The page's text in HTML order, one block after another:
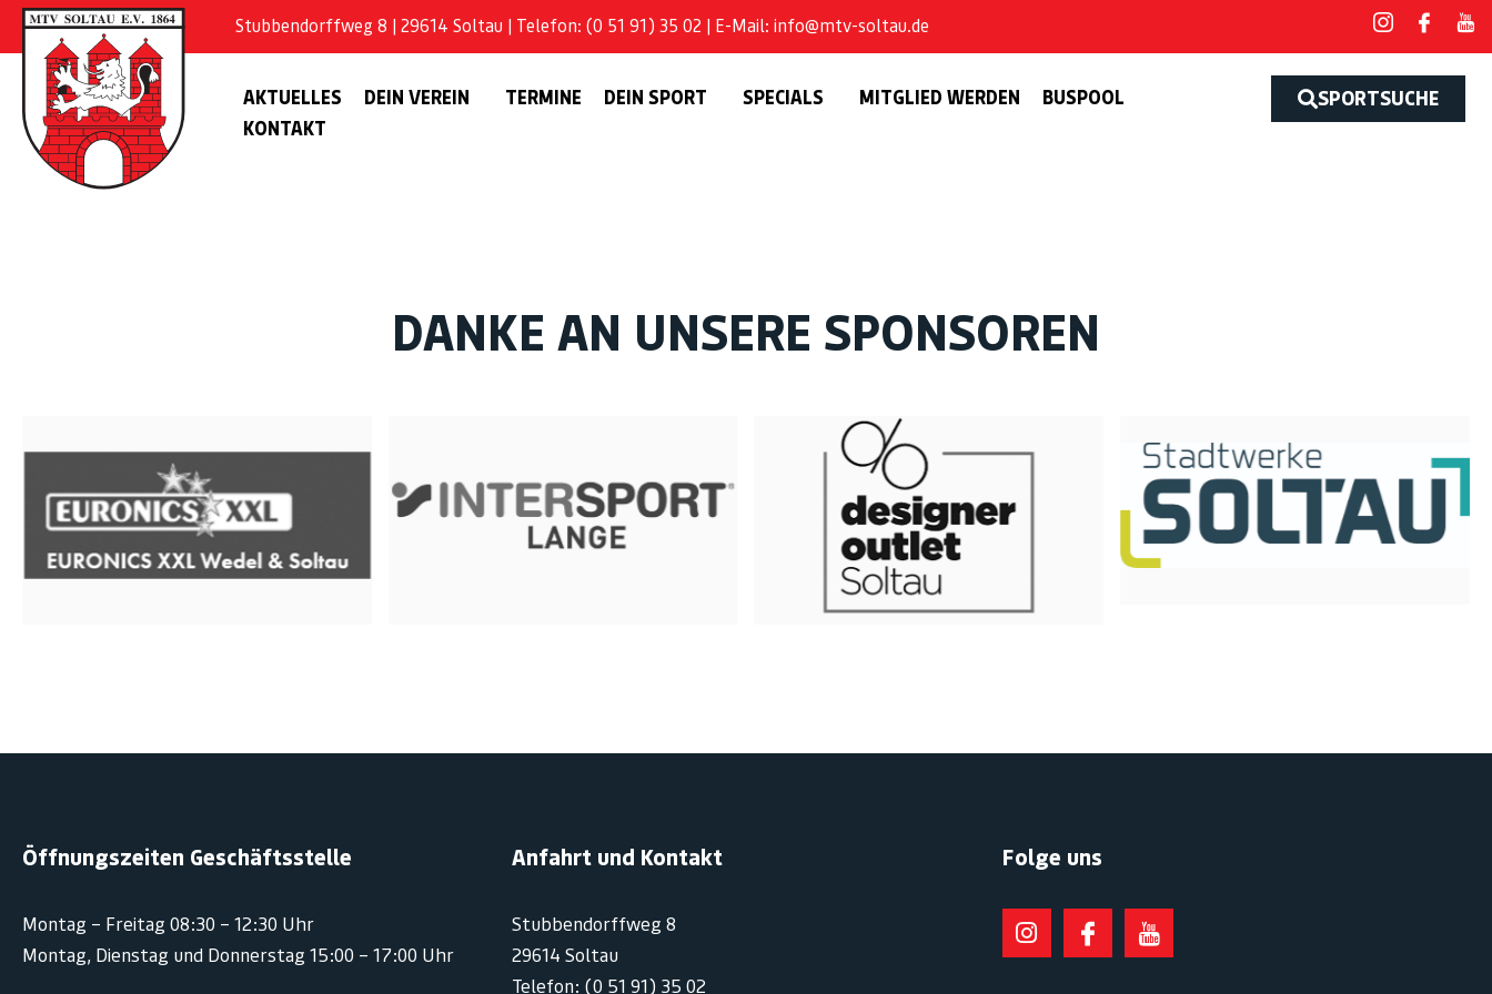
Stubbendorffweg 8 | 29614 Soltau | Telefon: (0 51 91) 35 02 | E-Mail: info@mtv-soltau.de
AKTUELLES DEIN VEREIN TERMINE DEIN SPORT SPECIALS MITGLIED WERDEN
BUSPOOL
KONTAKT
SPORTSUCHE
DANKE AN UNSERE SPONSOREN
Öffnungszeiten Geschäftsstelle
Montag – Freitag 08:30 – 12:30 Uhr
Montag, Dienstag und Donnerstag 15:00 – 17:00 Uhr
Anfahrt und Kontakt
Stubbendorffweg 8
29614 Soltau
Telefon: (0 51 91) 35 02
Folge uns